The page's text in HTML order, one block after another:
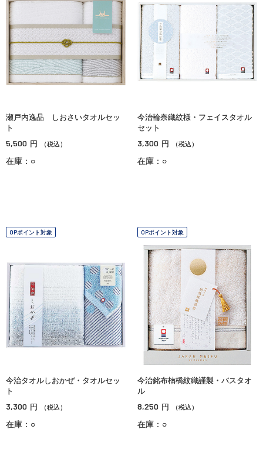
瀬戸内逸品 しおさいタオルセッ
ト
5,500 円 （税込）
在庫：○
今治輪奈織紋様・フェイスタオル
セット
3,300 円 （税込）
在庫：○
OPポイント対象
今治タオルしおかぜ・タオルセッ
ト
3,300 円 （税込）
在庫：○
OPポイント対象
今治銘布楠橋紋織謹製・バスタオ
ル
8,250 円 （税込）
在庫：○